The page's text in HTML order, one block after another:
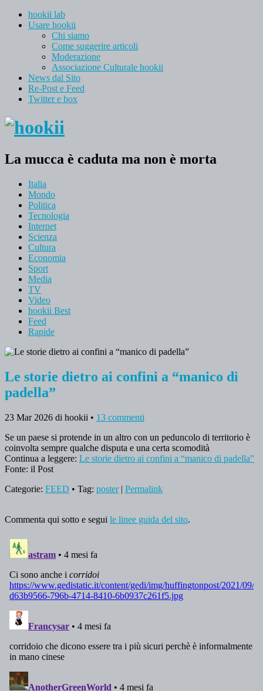
hookii lab
Usare hookii
Chi siamo
Come suggerire articoli
Moderazione
Associazione Culturale hookii
News dal Sito
Re-Post e Feed
Twitter e box
La mucca è caduta ma non è morta
Italia
Mondo
Politica
Tecnologia
Internet
Scienza
Cultura
Economia
Sport
Media
TV
Video
hookii Best
Feed
Rapide
Le storie dietro ai confini a “manico di
padella”
23 Mar 2026 di hookii • 13 commenti
Se un paese si protende in un altro con un peduncolo di territorio è
coinvolta sempre qualche disputa e una certa scomodità
Continua a leggere: Le storie dietro ai confini a “manico di padella”
Fonte: il Post
Categorie: FEED • Tag: poster| Permalink
Commenta qui sotto e segui le linee guida del sito.